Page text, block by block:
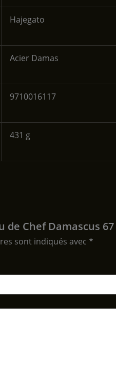
‎Hajegato
‎Acier Damas
‎9710016117
‎431 g
Chef Damascus
sont indiqués avec *